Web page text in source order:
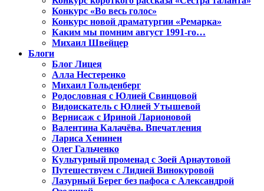
Конкурс «Во весь голос»
Конкурс новой драматургии «Ремарка»
Каким мы помним август 1991-го…
Михаил Швейцер
Блоги
Блог Лицея
Алла Нестеренко
Михаил Гольденберг
Родословная с Юлией Свинцовой
Видоискатель с Юлией Утышевой
Вернисаж с Ириной Ларионовой
Валентина Калачёва. Впечатления
Лариса Хенинен
Олег Гальченко
Культурный променад с Зоей Арнаутовой
Путешествуем с Лидией Винокуровой
Лазурный Берег без пафоса с Александрой